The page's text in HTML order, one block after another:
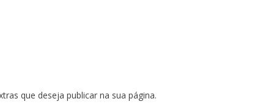
que deseja publicar na sua página.